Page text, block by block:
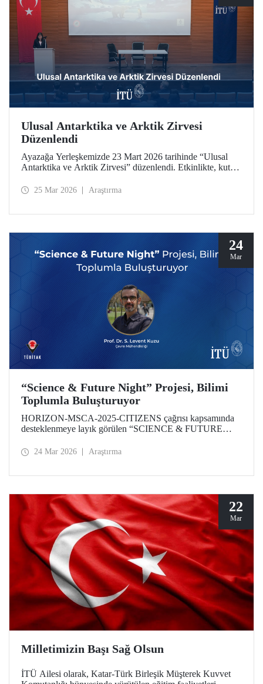
Ulusal Antarktika ve Arktik Zirvesi
Düzenlendi
Ayazağa Yerleşkemizde 23 Mart 2026 tarihinde “Ulusal
Antarktika ve Arktik Zirvesi” düzenlendi. Etkinlikte, kutup
gelişmeler, akademik çalışmalar ve endüstriyel uygulamalar
25 Mar 2026 Araştırma
24
Mar
“Science & Future Night” Projesi, Bilimi
Toplumla Buluşturuyor
HORIZON-MSCA-2025-CITIZENS çağrısı kapsamında
desteklenmeye layık görülen “SCIENCE & FUTURE
akademisyenimiz Prof. Dr. Levent Kuzu yürütücülüğünde
ve araştırma kültürünün şehir yaşamı ile entegrasyonunu
hedefliyor.
24 Mar 2026 Araştırma
22
Mar
Milletimizin Başı Sağ Olsun
İTÜ Ailesi olarak, Katar-Türk Birleşik Müşterek Kuvvet